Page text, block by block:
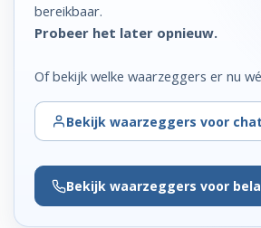
bereikbaar.
Probeer het later opnieuw.
Of bekijk welke waarzeggers er nu
Bekijk waarzeggers voor
Bekijk waarzeggers voor